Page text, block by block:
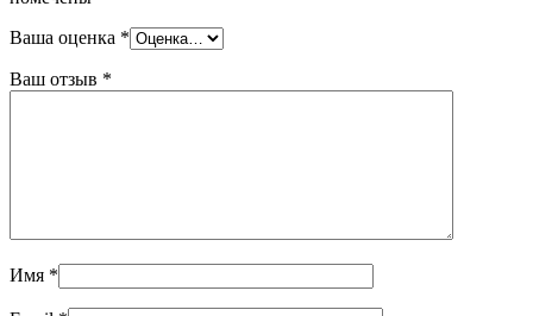
Ваша оценка *
Ваш отзыв *
Имя *